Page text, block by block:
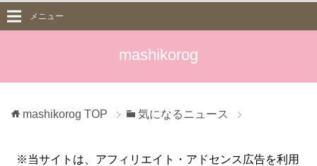
mashikorog
メニュー
mashikorog TOP 気になるニュース
※当サイトは、アフィリエイト・アドセンス広告を利用